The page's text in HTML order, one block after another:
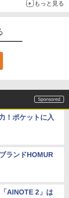
もっと見る
！ポケットに入
ランドHOMUR
AINOTE 2」は